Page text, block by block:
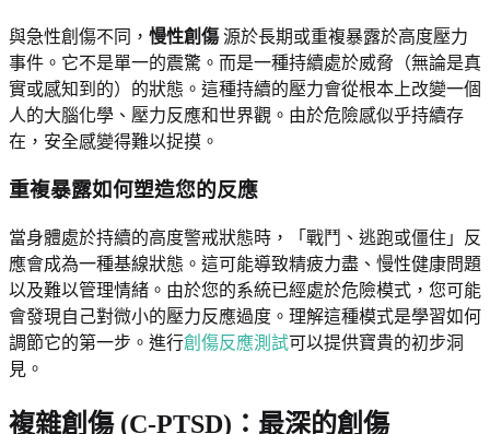
與急性創傷不同， 慢性創傷源於長期或重複暴露於高度壓力
事件。它不是單一的震驚。而是一種持續處於威脅（無論是真
實或感知到的）的狀態。這種持續的壓力會從根本上改變一個
人的大腦化學、壓力反應和世界觀。由於危險感似乎持續存
在，安全感變得難以捉摸。
重複暴露如何塑造您的反應
當身體處於持續的高度警戒狀態時，「戰鬥、逃跑或僵住」反
應會成為一種基線狀態。這可能導致精疲力盡、慢性健康問題
以及難以管理情緒。由於您的系統已經處於危險模式，您可能
會發現自己對微小的壓力反應過度。理解這種模式是學習如何
調節它的第一步。進行創傷反應測試可以提供寶貴的初步洞
見。
複雜創傷 (C-PTSD)：最深的創傷